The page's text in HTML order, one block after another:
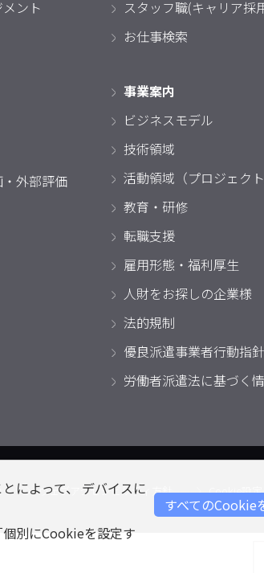
ント
外部評価
スタッフ職(キャリア採
お仕事検索
事業案内
ビジネスモデル
技術領域
活動領域（プロジェクト
教育・研修
転職支援
雇用形態・福利厚生
人財をお探しの企業様
法的規制
優良派遣事業者行動指針
労働者派遣法に基づく
ウェブアクセシビリティ方針 Cookie設定
によって、 デバイスに
別にCookieを設定す
すべてのCookie